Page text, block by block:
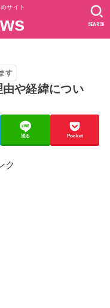
サイト
SEARCH
す
や経緯につい
送る Pocket
ク